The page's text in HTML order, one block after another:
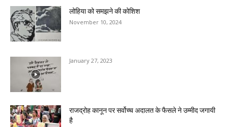
लोहिया को समझने की कोशिश
November 10, 2024
January 27, 2023
राजद्रोह कानून पर सर्वोच्च अदालत के फैसले ने उम्मीद जगायी
है